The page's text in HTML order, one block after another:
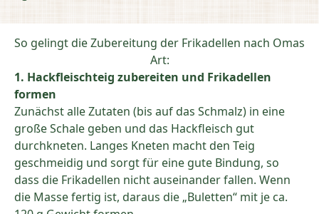
So gelingt die Zubereitung der Frikadellen nach Omas
Art:
1. Hackfleischteig zubereiten und Frikadellen
formen
Zunächst alle Zutaten (bis auf das Schmalz) in eine
große Schale geben und das Hackfleisch gut
durchkneten. Langes Kneten macht den Teig
geschmeidig und sorgt für eine gute Bindung, so
dass die Frikadellen nicht auseinander fallen. Wenn
die Masse fertig ist, daraus die „Buletten“ mit je ca.